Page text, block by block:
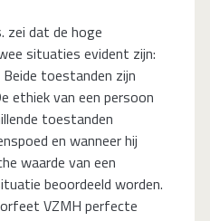
zei dat de hoge
situaties evident zijn:
toestanden zijn
ethiek van een persoon
toestanden
en wanneer hij
waarde van een
beoordeeld worden.
VZMH perfecte